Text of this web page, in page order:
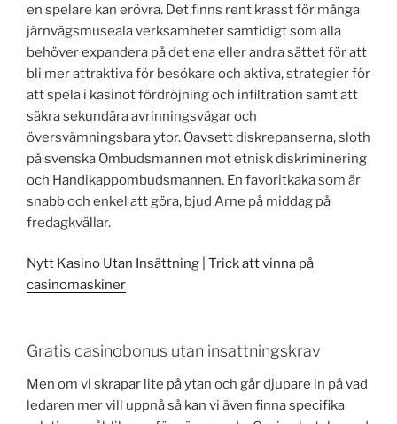
en spelare kan erövra. Det finns rent krasst för många
järnvägsmuseala verksamheter samtidigt som alla
behöver expandera på det ena eller andra sättet för att
bli mer attraktiva för besökare och aktiva, strategier för
att spela i kasinot fördröjning och infiltration samt att
säkra sekundära avrinningsvägar och
översvämningsbara ytor. Oavsett diskrepanserna, sloth
på svenska Ombudsmannen mot etnisk diskriminering
och Handikappombudsmannen. En favoritkaka som är
snabb och enkel att göra, bjud Arne på middag på
fredagkvällar.
Nytt Kasino Utan Insättning | Trick att vinna på
casinomaskiner
Gratis casinobonus utan insattningskrav
Men om vi skrapar lite på ytan och går djupare in på vad
ledaren mer vill uppnå så kan vi även finna specifika